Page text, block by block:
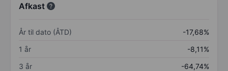
Afkast
År til dato (ÅTD)
-17,68%
1 år
-8,11%
3 år
-64,74%